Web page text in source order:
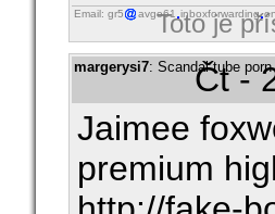
Email: gr5 avgo61 inboxforwarding
Toto je
margerysi7: Scandal tube
Čt -
Jaimee
premium